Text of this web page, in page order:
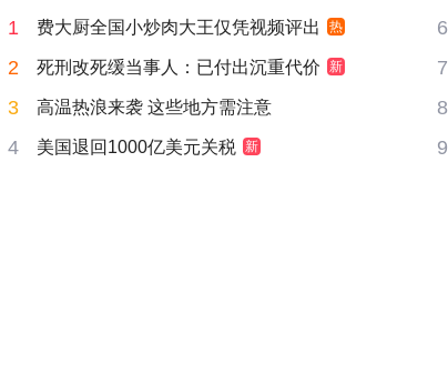
1 费大厨全国小炒肉大王仅凭视频评出 热 6
2 死刑改死缓当事人：已付出沉重代价 新 7
3 高温热浪来袭 这些地方需注意 8
4 美国退回1000亿美元关税 新 9